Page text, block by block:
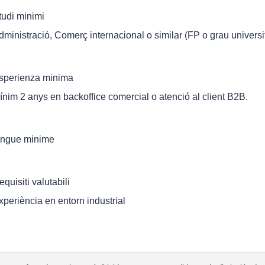
minimi
Comerç internacional o similar (FP o grau
minima
2 anys en backoffice comercial o atenció al client B2B.
minime
valutabili
en entorn industrial